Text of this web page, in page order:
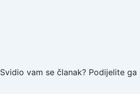
Svidio vam se članak? Podijelite ga